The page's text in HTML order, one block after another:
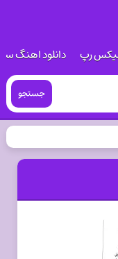
رپ دانلود اهنگ
جستجو